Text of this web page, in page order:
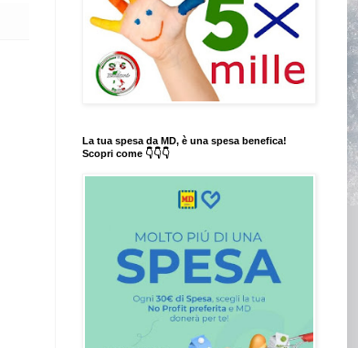
La tua spesa da MD, è una spesa benefica!
Scopri come 👇👇👇